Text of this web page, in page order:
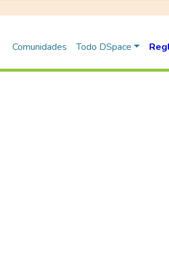
Comunidades Todo DSpace